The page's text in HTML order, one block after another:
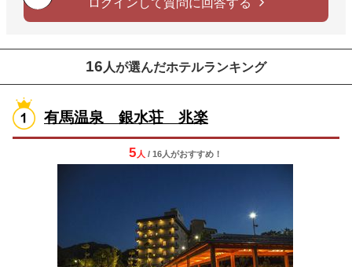
ログインして質問に回答する
16 人が選んだホテルランキング
有馬温泉 銀水荘 兆楽
5 人 / 16人がおすすめ！